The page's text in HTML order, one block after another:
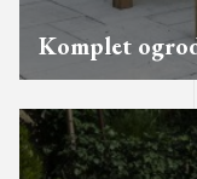
Komplet